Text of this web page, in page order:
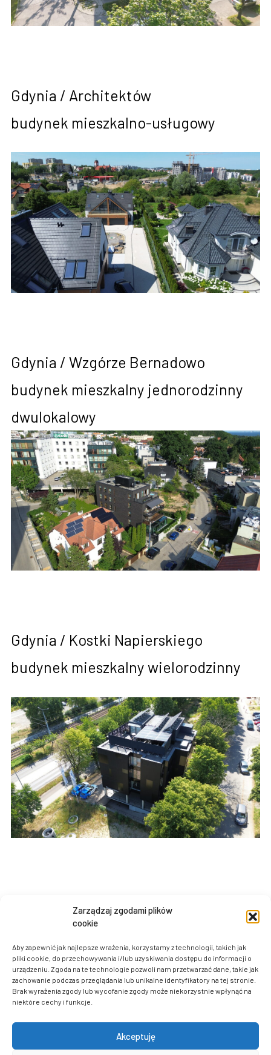
Zarządzaj zgodami plików
cookie
Aby zapewnić jak najlepsze wrażenia, korzystamy z technologii, takich jak
pliki cookie, do przechowywania i/lub uzyskiwania dostępu do informacji o
urządzeniu. Zgoda na te technologie pozwoli nam przetwarzać dane, takie jak
zachowanie podczas przeglądania lub unikalne identyfikatory na tej stronie.
Brak wyrażenia zgody lub wycofanie zgody może niekorzystnie wpłynąć na
niektóre cechy i funkcje.
Akceptuję
Gdynia / Architektów
budynek mieszkalno-usługowy
Gdynia / Wzgórze Bernadowo
budynek mieszkalny jednorodzinny
dwulokalowy
Gdynia / Kostki Napierskiego
budynek mieszkalny wielorodzinny
Gdańsk / Kartuska
Pracownia Projektowa Front Sp. z o.o.